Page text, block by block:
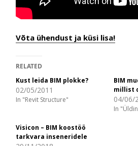
Võta ühendust ja küsi lisa!
RELATED
Kust leida BIM plokke?
02/05/2011
In "Revit Structure"
BIM
millist
04/06/
In
Visicon – BIM koostöö
tarkvara inseneridele